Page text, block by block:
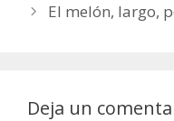
El melón, largo,
Deja un